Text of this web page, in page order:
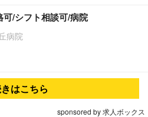
可/シフト相談可/病院
病院
はこちら
sponsored by 求人ボックス